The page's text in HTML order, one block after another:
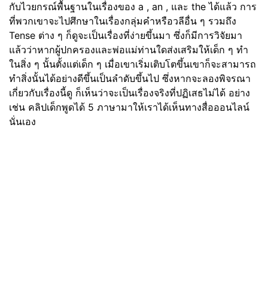
กับไวยกรณ์พื้นฐานในเรื่องของ a , an , และ the ได้แล้ว การ
ที่พวกเขาจะไปศึกษาในเรื่องกลุ่มคำหรือวลีอื่น ๆ รวมถึง
Tense ต่าง ๆ ก็ดูจะเป็นเรื่องที่ง่ายขึ้นมา ซึ่งก็มีการวิจัยมา
แล้วว่าหากผู้ปกครองและพ่อแม่ท่านใดส่งเสริมให้เด็ก ๆ ทำ
ในสิ่ง ๆ นั้นตั้งแต่เด็ก ๆ เมื่อเขาเริ่มเติบโตขึ้นเขาก็จะสามารถ
ทำสิ่งนั้นได้อย่างดีขึ้นเป็นลำดับขึ้นไป ซึ่งหากจะลองพิจรณา
เกี่ยวกับเรื่องนี้ดู ก็เห็นว่าจะเป็นเรื่องจริงที่ปฏิเสธไม่ได้ อย่าง
เช่น คลิปเด็กพูดได้ 5 ภาษามาให้เราได้เห็นทางสื่อออนไลน์
นั่นเอง